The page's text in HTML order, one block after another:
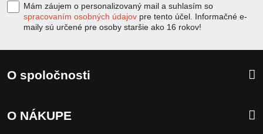
Mám záujem o personalizovaný mail a suhlasím so
spracovaním osobných údajov pre tento účel. Informačné e-
maily sú určené pre osoby staršie ako 16 rokov!
O spoločnosti
O NÁKUPE